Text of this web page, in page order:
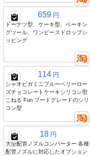
659 円
ドーナツ型、ケーキ型、ベーキン
グツール、ワンピースドロップシ
ッピング
114 円
シャオビガミニブルーベリーロー
ズチョコレートケーキシリコン型
こねる Fun フードグレードのシリ
コン型
18 円
大型配管ノズルコンバーター 各種
配管ノズルに対応したオプション